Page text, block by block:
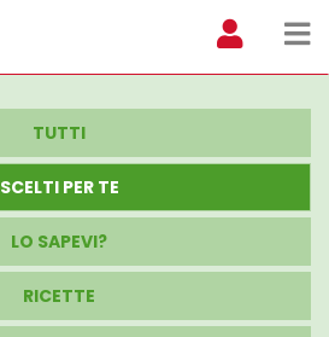
TUTTI
SCELTI PER TE
LO SAPEVI?
RICETTE